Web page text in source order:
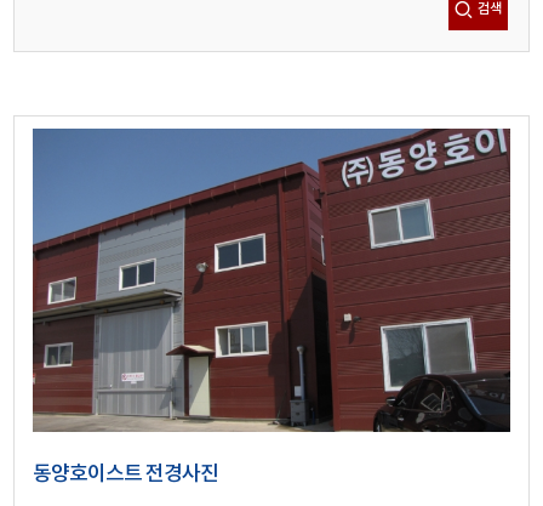
검색
동양호이스트 전경사진